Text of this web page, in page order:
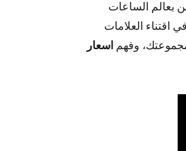
بعالم الساعات
اقتناء العلامات
وفهم اسعار